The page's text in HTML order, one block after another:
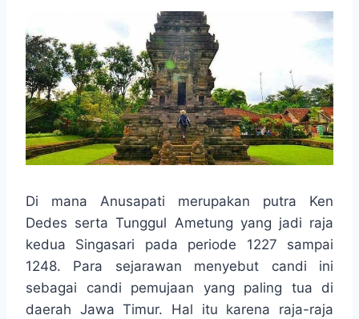
Di mana Anusapati merupakan putra Ken
Dedes serta Tunggul Ametung yang jadi raja
kedua Singasari pada periode 1227 sampai
1248. Para sejarawan menyebut candi ini
sebagai candi pemujaan yang paling tua di
daerah Jawa Timur. Hal itu karena raja-raja